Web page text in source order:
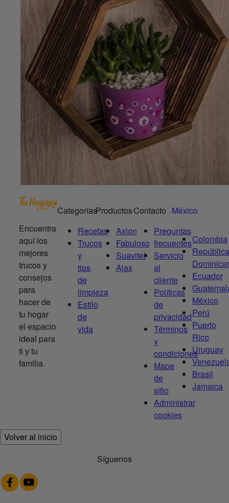
Encuentra
aquí los
mejores
trucos y
consejos
para
hacer de
tu hogar
el espacio
ideal para
ti y tu
familia.
Categorías
Recetas
Trucos
y
tips
de
limpieza
Estilo
de
vida
Productos
Axion
Fabuloso
Suavitel
Ajax
Contacto
Preguntas
frecuentes
Servicio
al
cliente
Políticas
de
privacidad
Términos
y
condiciones
Mapa
de
sitio
Administrar
cookies
México
Colombia
República
Ecuador
México
Perú
Puerto
Rico
Uruguay
Brasil
Jamaica
Volver al inicio
Síguenos